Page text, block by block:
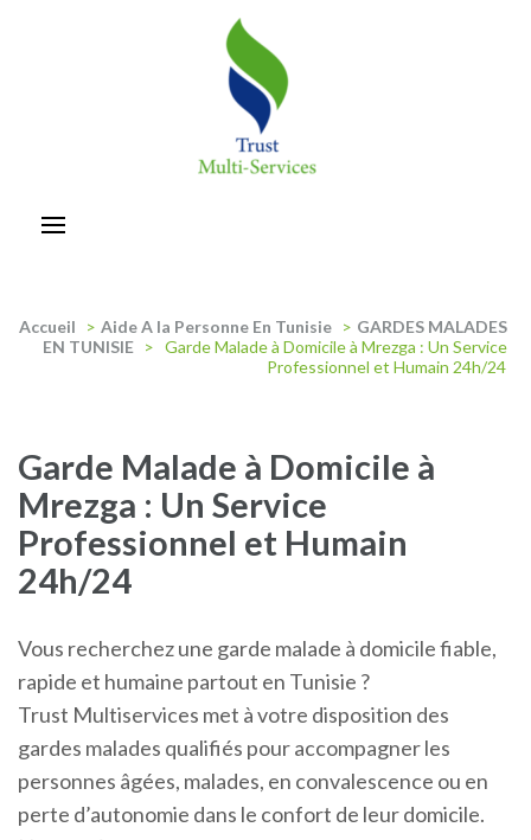
Accueil > Aide A la Personne En Tunisie > GARDES MALADES
EN TUNISIE > Garde Malade à Domicile à Mrezga : Un Service
Professionnel et Humain 24h/24
Garde Malade à Domicile à
Mrezga : Un Service
Professionnel et Humain
24h/24
Vous recherchez une garde malade à domicile fiable,
rapide et humaine partout en Tunisie ?
Trust Multiservices met à votre disposition des
gardes malades qualifiés pour accompagner les
personnes âgées, malades, en convalescence ou en
perte d’autonomie dans le confort de leur domicile.